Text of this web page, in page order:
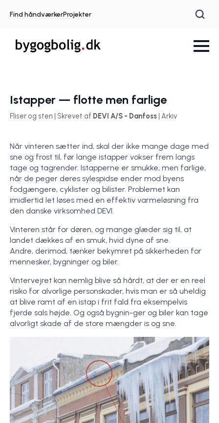
Find håndværkerProjekter
Istapper — flotte men farlige
Fliser og sten | Skrevet af DEVI A/S - Danfoss | Arkiv
Når vinteren sætter ind, skal der ikke mange dage med
sne og frost til, før lange istapper vokser frem langs
tage og tagrender. Istapperne er smukke, men farlige,
når de peger deres sylespidse ender mod byens
fodgængere, cyklister og bilister. Problemet kan
imidlertid let løses med en effektiv varmeløsning fra
den danske virksomhed DEVI.
Vinteren står for døren, og mange glæder sig til, at
landet dækkes af en smuk, hvid dyne af sne.
Andre, derimod, tænker bekymret på sikkerheden for
mennesker, bygninger og biler.
Vintervejret kan nemlig blive så hårdt, at der er en reel
risiko for alvorlige personskader, hvis man er så uheldig
at blive ramt af en istap i frit fald fra eksempelvis
fjerde sals højde. Og også bygnin-ger og biler kan tage
alvorligt skade af de store mængder is og sne.